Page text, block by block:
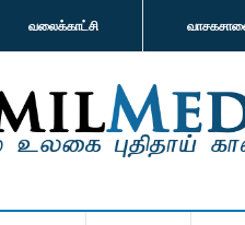
வலைக்காட்சி